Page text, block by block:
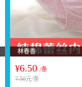
林春香
¥6.50 /条
7.50元/条